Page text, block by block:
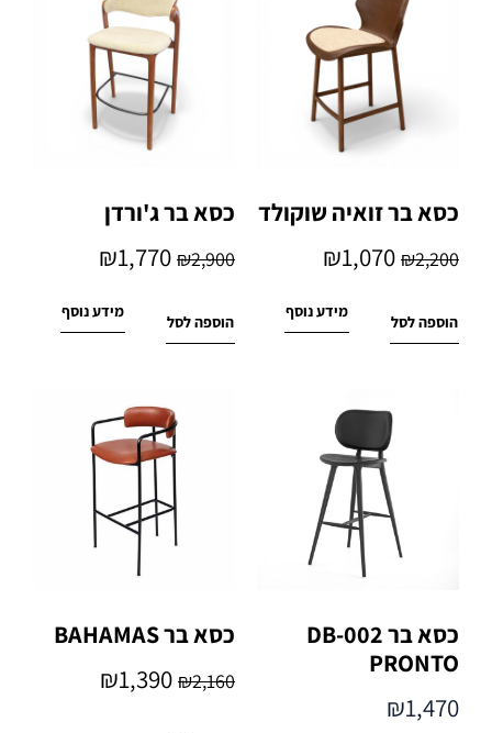
כסא בר זואיה שוקולד
₪2,200
₪1,070
הוספה לסל
מידע נוסף
כסא בר ג'ורדן
₪2,900
₪1,770
הוספה לסל
מידע נוסף
כסא בר DB-002
PRONTO
₪1,470
כסא בר BAHAMAS
₪2,160
₪1,390